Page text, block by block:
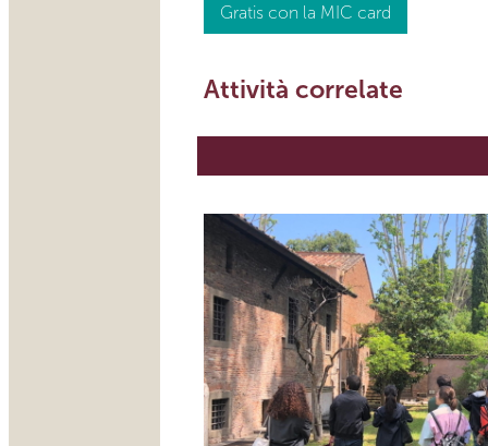
Gratis con la MIC card
Attività correlate